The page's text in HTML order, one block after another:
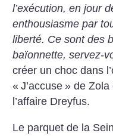
l’exécution, en jour
enthousiasme par
liberté. Ce sont des
baïonnette, servez-
créer un choc dans
« J’accuse » de Zola
l’affaire Dreyfus.
Le parquet de la